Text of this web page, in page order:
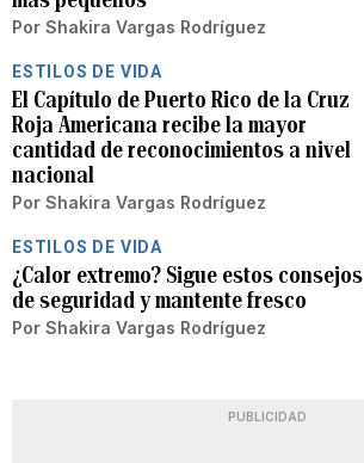
Por Shakira Vargas Rodríguez
ESTILOS DE VIDA
El Capítulo de Puerto Rico de la Cruz
Roja Americana recibe la mayor
cantidad de reconocimientos a nivel
nacional
Por Shakira Vargas Rodríguez
ESTILOS DE VIDA
¿Calor extremo? Sigue estos consejos
de seguridad y mantente fresco
Por Shakira Vargas Rodríguez
PUBLICIDAD